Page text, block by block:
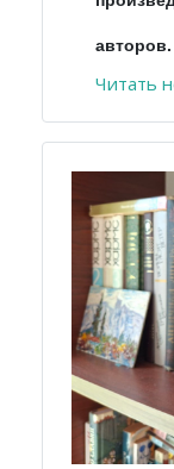
авторов.
Читать